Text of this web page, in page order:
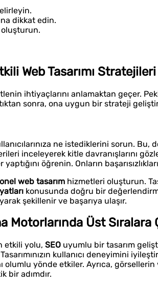
dikkat edin.
oluşturun.
Web Tasarımı
ihtiyaçlarını anlamaktan geçer.
sonra, ona uygun bir strateji
ne istediklerini sorun. Bu,
inceleyerek kitle davranışlarını
yaptığını öğrenin. Onların
web tasarım hizmetleri oluşturun.
konusunda doğru bir
şekillenir ve başarıya ulaşır.
Motorlarında Üst Sıralara
etkili yolu, SEO uyumlu bir tasarım
kullanıcı deneyimini
olumlu yönde etkiler. Ayrıca,
bir adımdır.